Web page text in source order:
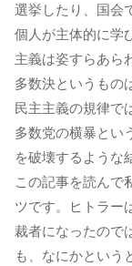
選挙したり、国会
個人が主体的に学
主義は姿すらあら
多数決というもの
民主主義の規律で
多数党の横暴とい
を破壊するような
この記事を読んで
ツです。ヒトラー
裁者になったので
も、なにかという